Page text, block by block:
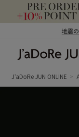
地震
ン オンライン）
J'aDoRe JUN ONLINE